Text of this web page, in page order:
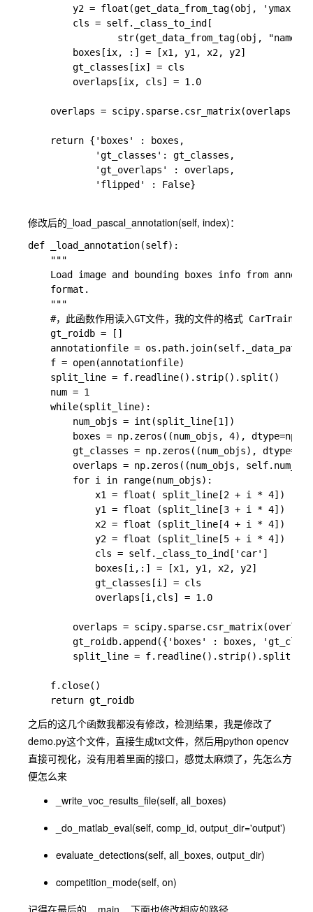
y2 = float(get_data_from_tag(obj, 'ymax'))
        cls = self._class_to_ind[
str(get_data_from_tag(obj,
        boxes[ix, :] = [x1, y1, x2, y2]
        gt_classes[ix] = cls
        overlaps[ix, cls] = 1.0
    overlaps = scipy.sparse.csr_matrix(overlaps)
    return {'boxes' : boxes,
            'gt_classes': gt_classes,
            'gt_overlaps' : overlaps,
            'flipped' : False}
修改后的_load_pascal_annotation(self, index)：
def _load_annotation(self):
    """
Load image and bounding boxes info from
    format.
    """
#，此函数作用读入GT文件，我的文件的格式
    gt_roidb = []
annotationfile =
    f = open(annotationfile)
    split_line = f.readline().strip().split()
    while(split_line):
        num_objs = int(split_line[1])
boxes = np.zeros((num_objs, 4),
gt_classes = np.zeros((num_objs),
overlaps = np.zeros((num_objs,
        for i in range(num_objs):
            x1 = float( split_line[2 + i * 4])
            y1 = float (split_line[3 + i * 4])
            x2 = float (split_line[4 + i * 4])
            y2 = float (split_line[5 + i * 4])
            cls = self._class_to_ind['car']
            boxes[i,:] = [x1, y1, x2, y2]
            gt_classes[i] = cls
            overlaps[i,cls] = 1.0
overlaps =
gt_roidb.append({'boxes' : boxes,
        split_line = f.readline().strip().split()
    f.close()
之后的这几个函数我都没有修改，检测结果，我是修改了
demo.py这个文件，直接生成txt文件，然后用python opencv
直接可视化，没有用着里面的接口，感觉太麻烦了，先怎么方
便怎么来
_write_voc_results_file(self, all_boxes)
_do_matlab_eval(self, comp_id, output_dir='output')
evaluate_detections(self, all_boxes, output_dir)
competition_mode(self, on)
记得在最后的__main__下面也修改相应的路径